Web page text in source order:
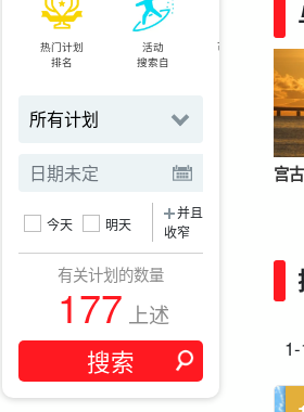
热门计划
排名
活动
搜索自
可当天预订
今天 明天
并且
收窄
有关计划的数量
177 上述
宫